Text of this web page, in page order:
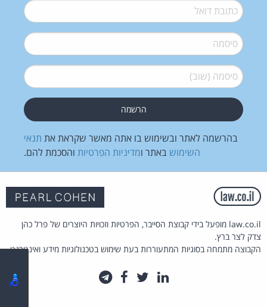
דואל*
סיסמה*
סיסמה (שוב)*
בהרשמה לאתר ובשימוש בו אתה מאשר שקראת את תנאי
השימוש באתר ומדיניות הפרטיות והסכמת להם.
law.co.il מופעל בידי קבוצת הסייבר, הפרטיות וזכויות היוצרים של פרל כהן
צדק לצר ברץ.
הקבוצה מתמחה בסוגיות המתעוררות בעת שימוש בטכנולוגיות מידע ואינטרנט.
לינקדאין
טוויטרפייסבוק